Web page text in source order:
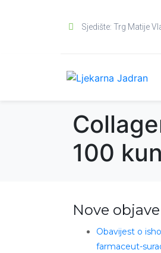
Sjedište: Trg Matije
100
Nove objave
Obavijest o
farmaceut-